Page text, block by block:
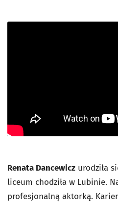
Renata Dancewicz urodziła
liceum chodziła w Lubinie.
profesjonalną aktorką.